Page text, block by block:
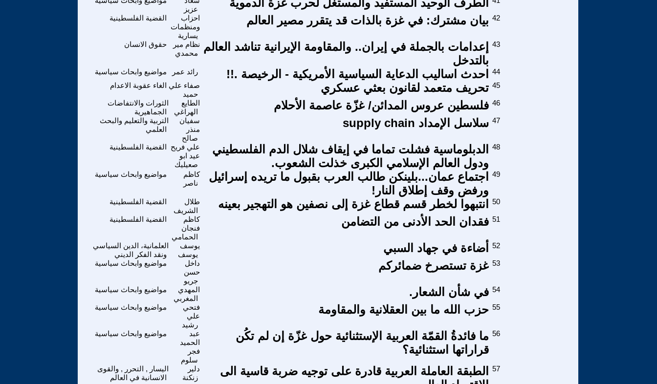
عزيز
الطرف الوحيد المستفيد والمستغل لحرب غزة الدموية
القضية الفلسطينية
احزاب
ومنظمات
يسارية
بيان مشترك: في غزة بالذات قد يتقرر مصير العالم 42
حقوق الانسان
نظام مير
محمدي
إعدامات بالجملة في إيران.. والمقاومة الإيرانية تناشد العالم
بالتدخل
43
مواضيع وابحاث سياسية رائد عمر احدث اساليب الدعاية السياسية الأمريكية - الرخيصة .!!
44
الغاء عقوبة الاعدام صفاء علي
حميد
تحريف متعمد لقانون بعثي عسكري 45
الثورات والانتفاضات
الجماهيرية
الطايع
الهراغي
فلسطين عروس المدائن/ غزّة عاصمة الأحلام 46
التربية والتعليم والبحث
العلمي
سفيان
منذر
صالح
سلاسل الإمداد supply chain 47
القضية الفلسطينية علي فريح
عيد ابو
صعيليك
الدبلوماسية فشلت تماما في إيقاف شلال الدم الفلسطيني
ودول العالم الإسلامي الكبرى خذلت الشعوب.
48
مواضيع وابحاث سياسية
كاظم
ناصر
اجتماع عمان...بلينكن طالب العرب بقبول ما تريده إسرائيل
ورفض وقف إطلاق النار!
49
القضية الفلسطينية
طلال
الشريف
انتبهوا لخطر قسم قطاع غزة إلى نصفين هو التهجير بعينه 50
القضية الفلسطينية
كاظم
فنجان
الحمامي
فقدان الحد الأدنى من التضامن 51
العلمانية، الدين السياسي
ونقد الفكر الديني
يوسف
يوسف
أضاءة في جهاد السبي 52
مواضيع وابحاث سياسية
داخل
حسن
جريو
غزة تستصرخ ضمائركم 53
مواضيع وابحاث سياسية
المهدي
المغربي
في شأن الشعار. 54
مواضيع وابحاث سياسية
فتحي
علي
رشيد
حزب الله ما بين العقلانية والمقاومة 55
مواضيع وابحاث سياسية
عبد
الحميد
فجر
سلوم
ما فائدةُ القمّة العربية الإستثنائية حول غزّة إن لم تكُن
قراراتها استثنائية؟
56
اليسار , التحرر , والقوى
الانسانية في العالم
دلير
زنكنة
الطبقة العاملة العربية قادرة على توجيه ضربة قاسية الى
57